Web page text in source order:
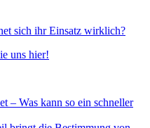
sich ihr Einsatz wirklich?
– Was kann so ein schneller